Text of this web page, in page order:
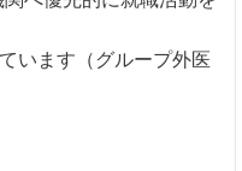
います（グループ外医